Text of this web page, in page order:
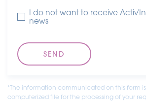
I do not want to receive
news
*The information communicated on this form
computerized file for the processing of your